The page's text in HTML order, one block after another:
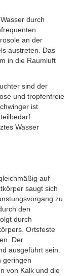
durch
an der
austreten. Das
in die Raumluft
sind der
und tropfenfreie
ist
Wasser
auf
saugt sich
zu
den
durch
Ortsfeste
Der
ausgeführt sein.
geringen
von Kalk und die